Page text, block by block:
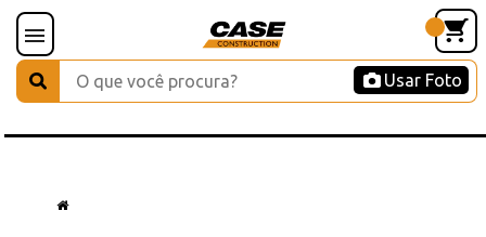
Usar Foto